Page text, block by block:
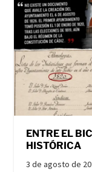
ENTRE EL
HISTÓRICA
3 de agosto de